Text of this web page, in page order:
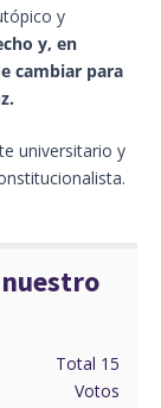
y
y, en
cambiar para
universitario y
Total 15
Votos